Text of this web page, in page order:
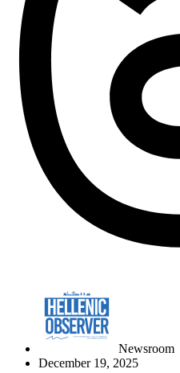
Newsroom
December 19, 2025